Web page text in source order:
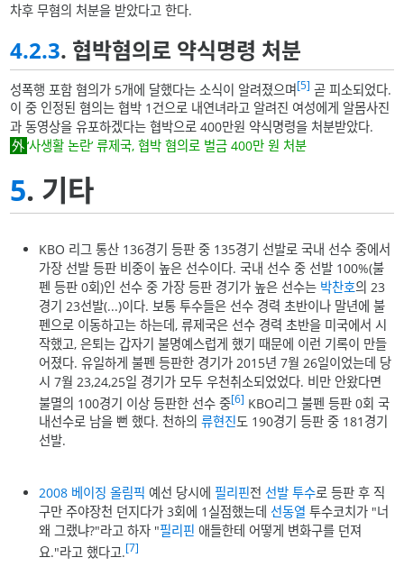
차후 무혐의 처분을 받았다고 한다.
4.2.3. 협박혐의로 약식명령 처분
성폭행 포함 혐의가 5개에 달했다는 소식이 알려졌으며[5] 곧 피소되었다.
이 중 인정된 혐의는 협박 1건으로 내연녀라고 알려진 여성에게 알몸사진
과 동영상을 유포하겠다는 협박으로 400만원 약식명령을 처분받았다.
‘사생활 논란’ 류제국, 협박 혐의로 벌금 400만 원 처분
5. 기타
KBO 리그 통산 136경기 등판 중 135경기 선발로 국내 선수 중에서
가장 선발 등판 비중이 높은 선수이다. 국내 선수 중 선발 100%(불
펜 등판 0회)인 선수 중 가장 등판 경기가 높은 선수는 박찬호의 23
경기 23선발(...)이다. 보통 투수들은 선수 경력 초반이나 말년에 불
펜으로 이동하고는 하는데, 류제국은 선수 경력 초반을 미국에서 시
작했고, 은퇴는 갑자기 불명예스럽게 했기 때문에 이런 기록이 만들
어졌다. 유일하게 불펜 등판한 경기가 2015년 7월 26일이었는데 당
시 7월 23,24,25일 경기가 모두 우천취소되었었다. 비만 안왔다면
불멸의 100경기 이상 등판한 선수 중[6] KBO리그 불펜 등판 0회 국
내선수로 남을 뻔 했다. 천하의류현진도 190경기 등판 중 181경기
선발.
2008 베이징 올림픽 예선 당시에 필리핀전 선발 투수로 등판 후 직
구만 주야장천 던지다가 3회에 1실점했는데 선동열 투수코치가 "너
왜 그랬냐?"라고 하자 "필리핀 애들한테 어떻게 변화구를 던져
요."라고 했다고.[7]